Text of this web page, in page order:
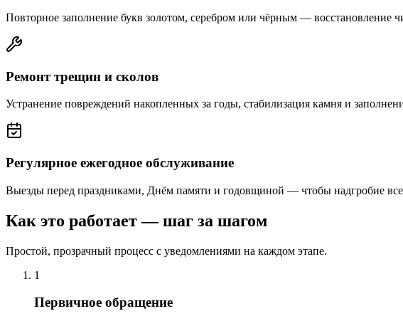
Повторное заполнение букв золотом, серебром или чёрным — восстановление
Ремонт трещин и сколов
Устранение повреждений накопленных за годы, стабилизация камня и
Регулярное ежегодное обслуживание
Выезды перед праздниками, Днём памяти и годовщиной — чтобы надгробие
Как это работает — шаг за шагом
Простой, прозрачный процесс с уведомлениями на каждом этапе.
1
Первичное обращение